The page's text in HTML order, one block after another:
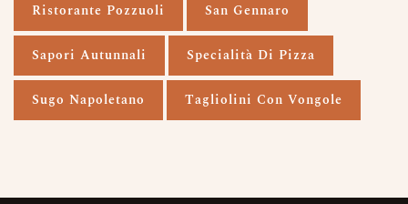
Ristorante Pozzuoli San Gennaro
Sapori Autunnali Specialità Di Pizza
Sugo Napoletano Tagliolini Con Vongole